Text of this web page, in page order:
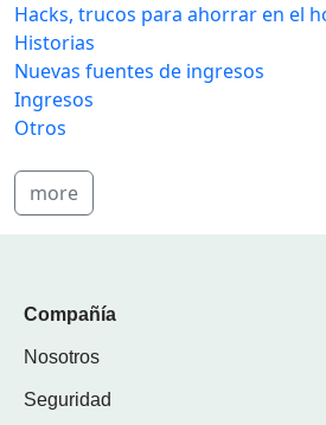
Hacks, trucos para ahorrar en el
Historias
Nuevas fuentes de ingresos
Ingresos
Otros
more
Compañía
Nosotros
Seguridad